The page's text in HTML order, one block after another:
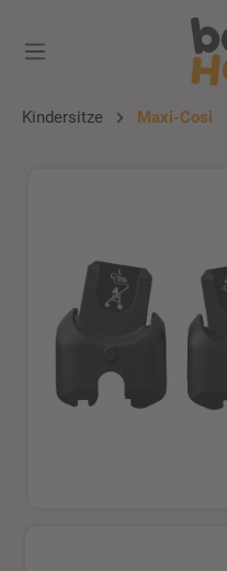
Kindersitze Maxi-Cosi